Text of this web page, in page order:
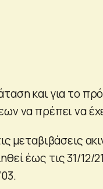
και για το
να πρέπει να
μεταβιβάσεις
έως τις 31/12/